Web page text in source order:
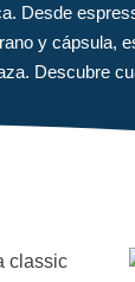
Desde
y cápsula,
Descubre